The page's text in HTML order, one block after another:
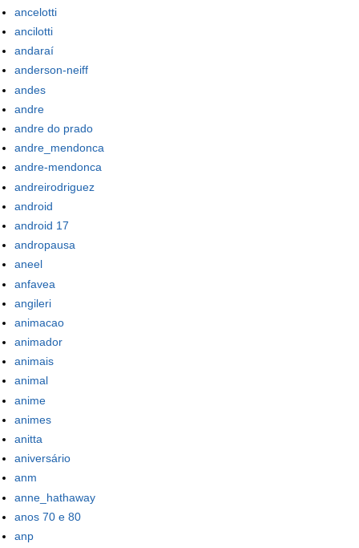
ancelotti
ancilotti
andaraí
anderson-neiff
andes
andre
andre do prado
andre_mendonca
andre-mendonca
andreirodriguez
android
android 17
andropausa
aneel
anfavea
angileri
animacao
animador
animais
animal
anime
animes
anitta
aniversário
anm
anne_hathaway
anos 70 e 80
anp